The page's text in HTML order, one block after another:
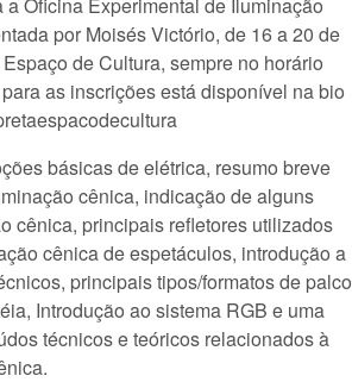
por Moisés Victório, de 16 a 20 de
de Cultura, sempre no horário
as inscrições está disponível na bio
básicas de elétrica, resumo breve
cênica, indicação de alguns
cênica, principais refletores utilizados
cênica de espetáculos, introdução a
principais tipos/formatos de palco
Introdução ao sistema RGB e uma
técnicos e teóricos relacionados à